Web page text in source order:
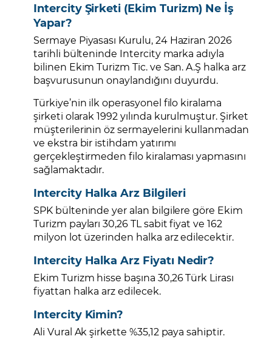
Intercity Şirketi (Ekim Turizm) Ne İş
Yapar?
Sermaye Piyasası Kurulu, 24 Haziran 2026
tarihli bülteninde Intercity marka adıyla
bilinen Ekim Turizm Tic. ve San. A.Ş halka arz
başvurusunun onaylandığını duyurdu.
Türkiye’nin ilk operasyonel filo kiralama
şirketi olarak 1992 yılında kurulmuştur. Şirket
müşterilerinin öz sermayelerini kullanmadan
ve ekstra bir istihdam yatırımı
gerçekleştirmeden filo kiralaması yapmasını
sağlamaktadır.
Intercity Halka Arz Bilgileri
SPK bülteninde yer alan bilgilere göre Ekim
Turizm payları 30,26 TL sabit fiyat ve 162
milyon lot üzerinden halka arz edilecektir.
Intercity Halka Arz Fiyatı Nedir?
Ekim Turizm hisse başına 30,26 Türk Lirası
fiyattan halka arz edilecek.
Intercity Kimin?
Ali Vural Ak şirkette %35,12 paya sahiptir.